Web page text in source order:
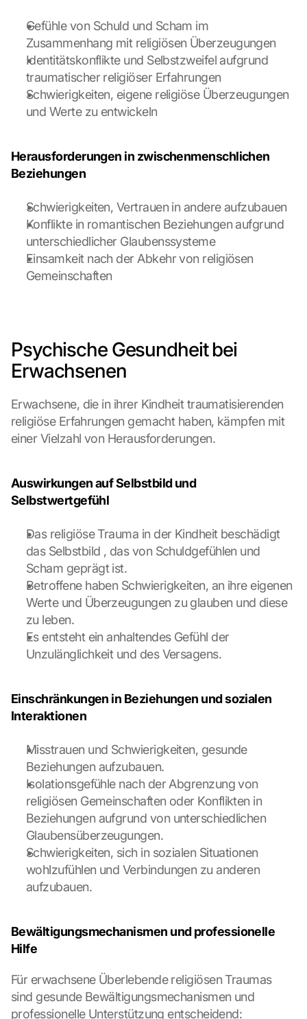
Gefühle von Schuld und Scham im
Zusammenhang mit religiösen Überzeugungen
Identitätskonflikte und Selbstzweifel aufgrund
traumatischer religiöser Erfahrungen
Schwierigkeiten, eigene religiöse Überzeugungen
und Werte zu entwickeln
Herausforderungen in zwischenmenschlichen
Beziehungen
Schwierigkeiten, Vertrauen in andere aufzubauen
Konflikte in romantischen Beziehungen aufgrund
unterschiedlicher Glaubenssysteme
Einsamkeit nach der Abkehr von religiösen
Gemeinschaften
Psychische Gesundheit bei
Erwachsenen
Erwachsene, die in ihrer Kindheit traumatisierenden
religiöse Erfahrungen gemacht haben, kämpfen mit
einer Vielzahl von Herausforderungen.
Auswirkungen auf Selbstbild und
Selbstwertgefühl
Das religiöse Trauma in der Kindheit beschädigt
das Selbstbild , das von Schuldgefühlen und
Scham geprägt ist.
Betroffene haben Schwierigkeiten, an ihre eigenen
Werte und Überzeugungen zu glauben und diese
zu leben.
Es entsteht ein anhaltendes Gefühl der
Unzulänglichkeit und des Versagens.
Einschränkungen in Beziehungen und sozialen
Interaktionen
Misstrauen und Schwierigkeiten, gesunde
Beziehungen aufzubauen.
Isolationsgefühle nach der Abgrenzung von
religiösen Gemeinschaften oder Konflikten in
Beziehungen aufgrund von unterschiedlichen
Glaubensüberzeugungen.
Schwierigkeiten, sich in sozialen Situationen
wohlzufühlen und Verbindungen zu anderen
aufzubauen.
Bewältigungsmechanismen und professionelle
Hilfe
Für erwachsene Überlebende religiösen Traumas
sind gesunde Bewältigungsmechanismen und
professionelle Unterstützung entscheidend:
L
d
o
g
l
e
M
a
p
c
l
i
k
i
n
n
t
s
p
r
o
t
c
t
i
s
c
e
n
,
y
o
a
g
r
e
o
e
l
o
a